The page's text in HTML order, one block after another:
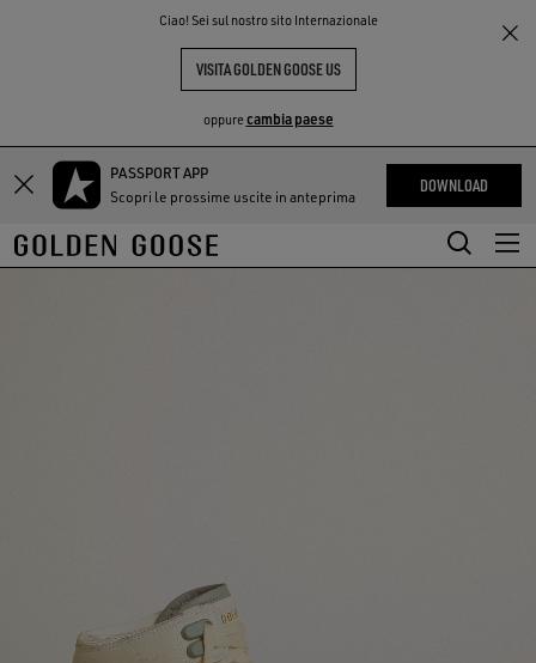
Ciao! Sei sul nostro sito Internazionale
VISITA GOLDEN GOOSE US
oppurecambia paese
Vai
contenuto
principale
Vai
contenuto
del
PASSPORT APP
Scopri le prossime uscite in anteprima
DOWNLOAD
THE
COMMUNITY